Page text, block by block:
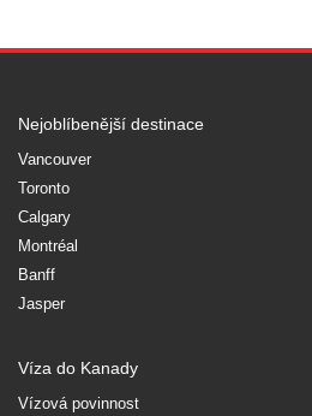
Nejoblíbenější destinace
Vancouver
Toronto
Calgary
Montréal
Banff
Jasper
Víza do Kanady
Vízová povinnost